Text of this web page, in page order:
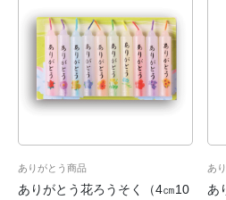
ありがとう商品
ありがとう花ろうそく（4㎝10
あ
あ